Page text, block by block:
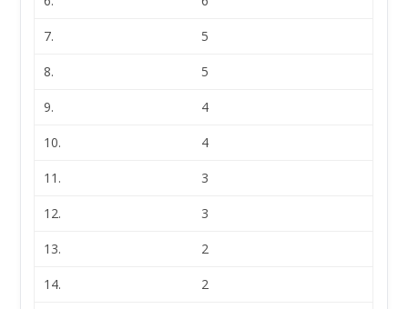
7. 5
8. 5
9. 4
10. 4
11. 3
12. 3
13. 2
14. 2